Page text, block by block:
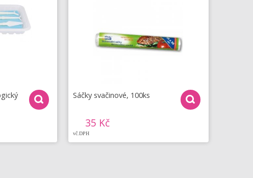
Sáčky svačinové, 100ks
35 Kč
vč.DPH